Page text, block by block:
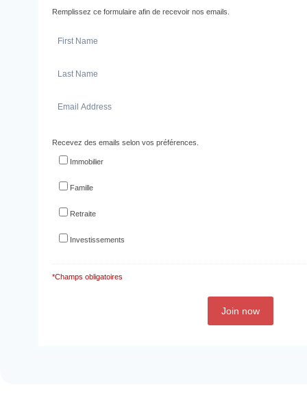
Remplissez ce formulaire afin de recevoir nos emails.
Recevez des emails selon vos préférences.
Immobilier
Famille
Retraite
Investissements
*Champs obligatoires